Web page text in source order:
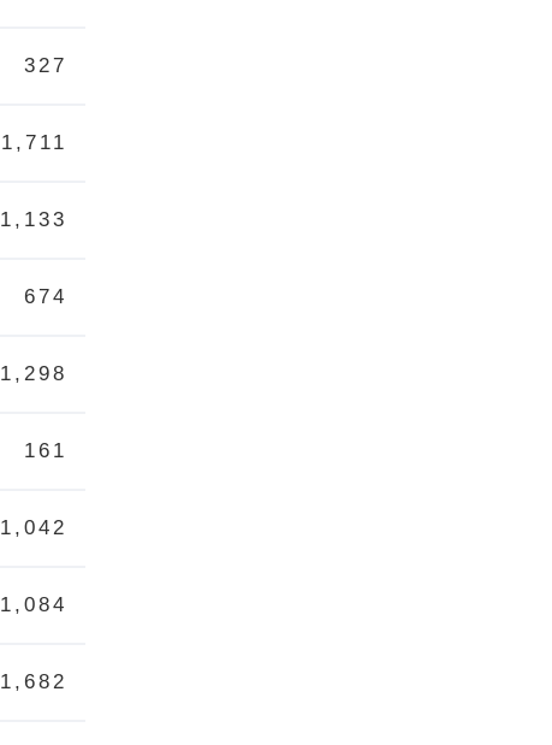
327
1,711
1,133
674
1,298
161
1,042
1,084
1,682